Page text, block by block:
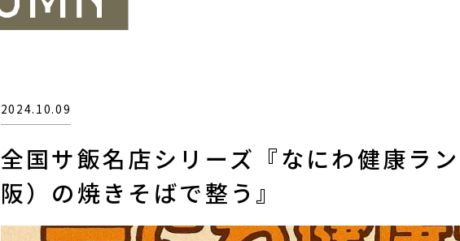
全国サ飯名店シリーズ『なにわ健康ラ
阪）の焼きそばで整う』
2024.10.09